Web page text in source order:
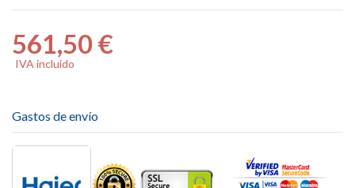
561,50 €
IVA incluido
Gastos de envío